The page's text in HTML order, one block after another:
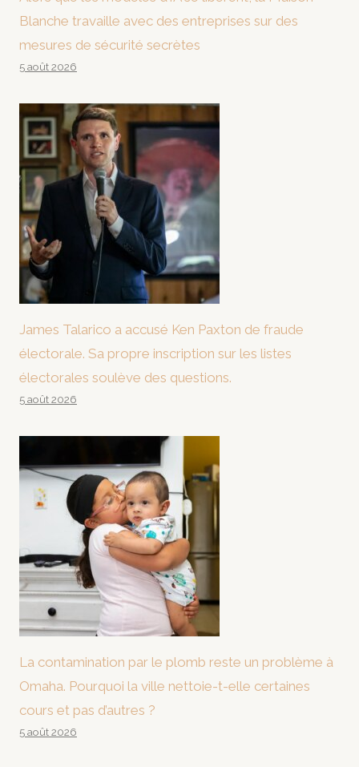
Blanche travaille avec des entreprises sur des
mesures de sécurité secrètes
5 août 2026
James Talarico a accusé Ken Paxton de fraude
électorale. Sa propre inscription sur les listes
électorales soulève des questions.
5 août 2026
La contamination par le plomb reste un problème à
Omaha. Pourquoi la ville nettoie-t-elle certaines
cours et pas d’autres ?
5 août 2026